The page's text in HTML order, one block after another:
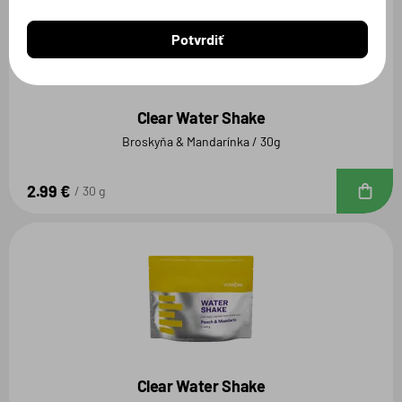
Clear Water Shake
Broskyňa & Mandarínka / 30g
2.99 € 30 g
Clear Water Shake
Potvrdiť